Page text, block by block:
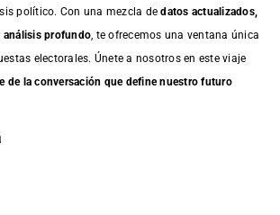
político. Con una mezcla dedatos actualizados,
análisis profundo , te ofrecemos una ventana única
electorales. Únete a nosotros en este viaje
de la conversación que define nuestro futuro